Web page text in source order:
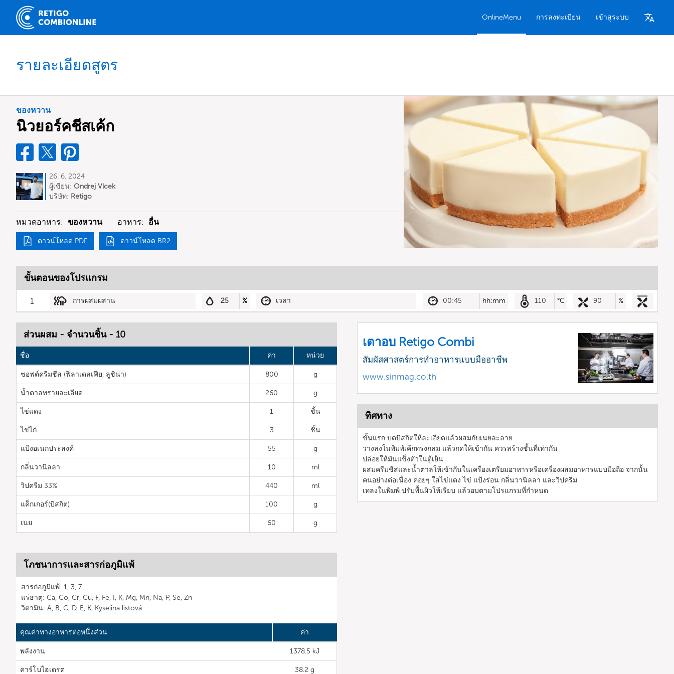
OnlineMenu การลงทะเบียน เข้าสู่ระบบ
รายละเอียดสูตร
ของหวาน
นิวยอร์คชีสเค้ก
26. 6. 2024
ผู้เขียน: Ondrej Vlcek
บริษัท: Retigo
หมวดอาหาร: ของหวาน อาหาร: อื่น
ดาวน์โหลด PDF ดาวน์โหลด BR2
ขั้นตอนของโปรแกรม
1 การผสมผสาน 25 % เวลา 00:45 hh:mm 110 °C 90 %
ส่วนผสม - จำนวนชิ้น - 10
ชื่อ ค่า หน่วย
ซอฟต์ครีมชีส (ฟิลาเดลเฟีย, ลูชิน่า) 800 g
น้ำตาลทรายละเอียด 260 g
ไข่แดง 1 ชิ้น
ไข่ไก่ 3 ชิ้น
แป้งอเนกประสงค์ 55 g
กลิ่นวานิลลา 10 ml
วิปครีม 33% 440 ml
แค็กเกอร์(บิสกิต) 100 g
เนย 60 g
โภชนาการและสารก่อภูมิแพ้
สารก่อภูมิแพ้: 1, 3, 7
แร่ธาตุ: Ca, Co, Cr, Cu, F, Fe, I, K, Mg, Mn, Na, P, Se, Zn
วิตามิน: A, B, C, D, E, K, Kyselina listová
คุณค่าทางอาหารต่อหนึ่งส่วน ค่า
พลังงาน 1378.5 kJ
คาร์โบไฮเดรต 38.2 g
เตาอบ Retigo Combi
สัมผัสศาสตร์การทำอาหารแบบมืออาชีพ
www.sinmag.co.th
ทิศทาง
ขั้นแรก บดบิสกิตให้ละเอียดแล้วผสมกับเนยละลาย
วางลงในพิมพ์เค้กทรงกลม แล้วกดให้เข้ากัน ควรสร้างชั้นที่เท่ากัน
ปล่อยให้มันแข็งตัวในตู้เย็น
ผสมครีมชีสและน้ำตาลให้เข้ากันในเครื่องเตรียมอาหารหรือเครื่องผสมอาหารแบบมือถือ จากนั้น
คนอย่างต่อเนื่อง ค่อยๆ ใส่ไข่แดง ไข่ แป้งร่อน กลิ่นวานิลลา และวิปครีม
เทลงในพิมพ์ ปรับพื้นผิวให้เรียบ แล้วอบตามโปรแกรมที่กำหนด